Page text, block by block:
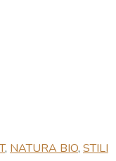
, NATURA BIO, STILI